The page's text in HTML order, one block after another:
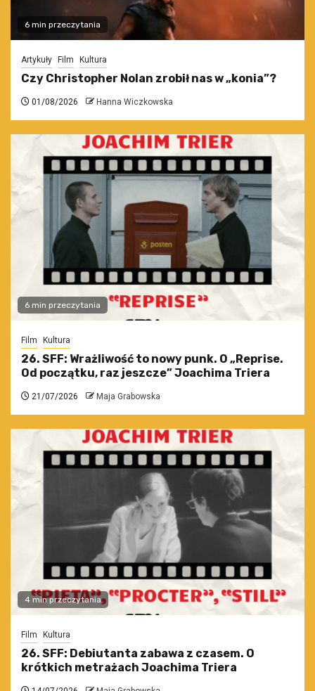
6 min przeczytania
Artykuły Film Kultura
Czy Christopher Nolan zrobił nas w „konia”?
01/08/2026 Hanna Wiczkowska
6 min przeczytania
Film Kultura
26. SFF: Wrażliwość to nowy punk. O „Reprise.
Od początku, raz jeszcze” Joachima Triera
21/07/2026 Maja Grabowska
4 min przeczytania
Film Kultura
26. SFF: Debiutanta zabawa z czasem. O
krótkich metrażach Joachima Triera